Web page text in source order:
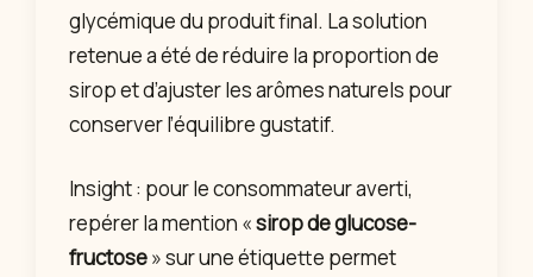
glycémique du produit final. La solution
retenue a été de réduire la proportion de
sirop et d’ajuster les arômes naturels pour
conserver l’équilibre gustatif.
Insight : pour le consommateur averti,
repérer la mention «sirop de glucose-
fructose» sur une étiquette permet